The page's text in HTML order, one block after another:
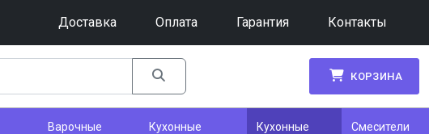
Доставка Оплата Гарантия Контакты
КОРЗИНА
Варочные
Кухонные
Кухонные
Смесители